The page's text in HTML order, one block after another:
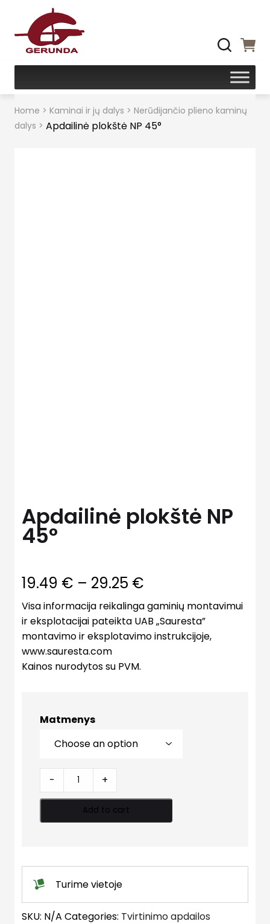
Home > Kaminai ir jų dalys > Nerūdijančio plieno kaminų
dalys > Apdailinė plokštė NP 45°
Apdailinė plokštė NP
45°
19.49 € – 29.25 €
Visa informacija reikalinga gaminių montavimui
ir eksplotacijai pateikta UAB „Sauresta”
montavimo ir eksplotavimo instrukcijoje,
www.sauresta.com
Kainos nurodytos su PVM.
Matmenys
Apdailinė
plokštė
45°
- +
Add to cart
Turime vietoje
SKU: N/A Categories: Tvirtinimo apdailos